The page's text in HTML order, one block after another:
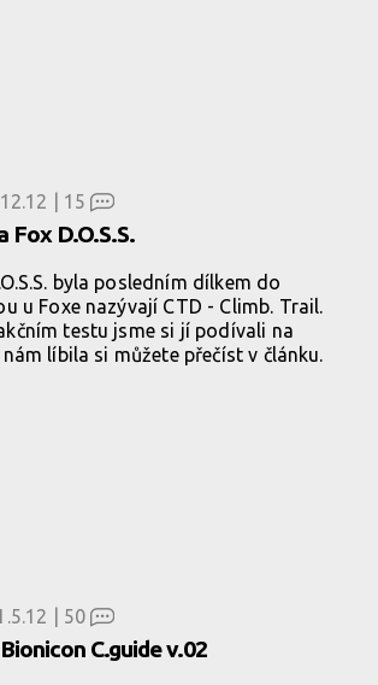
| 15
Fox D.O.S.S.
byla posledním dílkem do
u Foxe nazývají CTD - Climb. Trail.
testu jsme si jí podívali na
líbila si můžete přečíst v článku.
| 50
C.guide v.02